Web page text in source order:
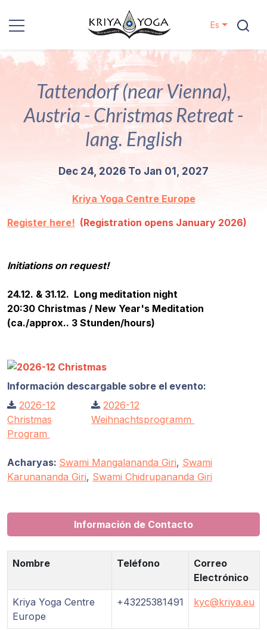
Kriya Yoga
Proyectos
Contactos
Nuestro
Programas
Discursos
Donaciones
Areas de
Miembros
Es
Tattendorf (near Vienna),
Austria - Christmas Retreat -
lang. English
Dec 24, 2026 To Jan 01, 2027
Kriya Yoga Centre Europe
Register here! (Registration opens January 2026)
Initiations on request!
24.12. & 31.12. Long meditation night
20:30 Christmas / New Year's Meditation
(ca./approx.. 3 Stunden/hours)
Información descargable sobre el evento:
2026-12
Christmas
Program
2026-12
Weihnachtsprogramm
Acharyas: Swami Mangalananda Giri, Swami
Karunananda Giri, Swami Chidrupananda Giri
Información de Contacto
Nombre Teléfono
Correo
Electrónico
Kriya Yoga Centre
Europe
+43225381491 kyc@kriya.eu